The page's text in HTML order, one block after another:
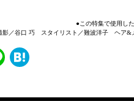
●この特集で使用し
影／谷口 巧 スタイリスト／難波洋子 ヘア&
Line